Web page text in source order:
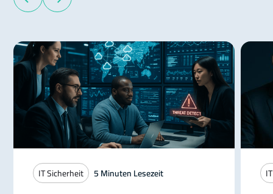
IT Sicherheit 5 Minuten Lesezeit